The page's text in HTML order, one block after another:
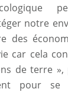
notre
des
car cela
de terre »,
pour se